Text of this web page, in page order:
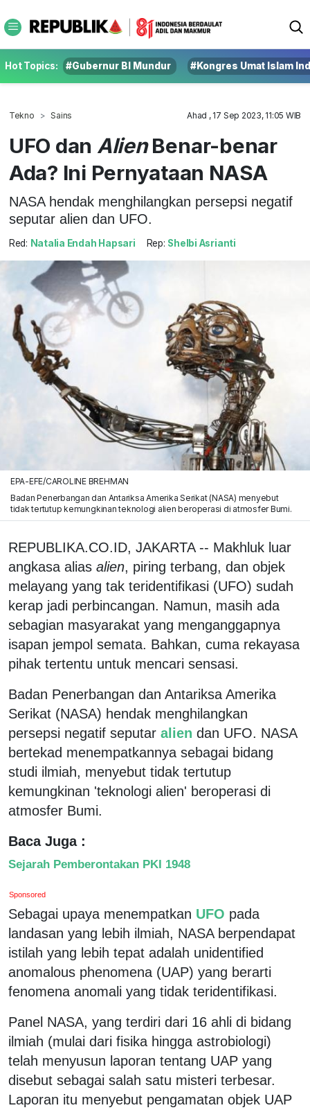
Hot Topics: #Gubernur BI Mundur #Kongres Umat Islam
Tekno Sains Ahad , 17 Sep 2023, 11:05 WIB
UFO dan AlienBenar-benar
Ada? Ini Pernyataan NASA
NASA hendak menghilangkan persepsi negatif
seputar alien dan UFO.
Red: Natalia Endah Hapsari Rep: Shelbi Asrianti
EPA-EFE/CAROLINE BREHMAN
Badan Penerbangan dan Antariksa Amerika Serikat (NASA) menyebut
tidak tertutup kemungkinan teknologi alien beroperasi di atmosfer Bumi.
REPUBLIKA.CO.ID, JAKARTA -- Makhluk luar
angkasa alias alien, piring terbang, dan objek
melayang yang tak teridentifikasi (UFO) sudah
kerap jadi perbincangan. Namun, masih ada
sebagian masyarakat yang menganggapnya
isapan jempol semata. Bahkan, cuma rekayasa
pihak tertentu untuk mencari sensasi.
Badan Penerbangan dan Antariksa Amerika
Serikat (NASA) hendak menghilangkan
persepsi negatif seputar alien dan UFO. NASA
bertekad menempatkannya sebagai bidang
studi ilmiah, menyebut tidak tertutup
kemungkinan 'teknologi alien' beroperasi di
atmosfer Bumi.
Baca Juga :
Sejarah Pemberontakan PKI 1948
Sponsored
Sebagai upaya menempatkan UFO pada
landasan yang lebih ilmiah, NASA berpendapat
istilah yang lebih tepat adalah unidentified
anomalous phenomena (UAP) yang berarti
fenomena anomali yang tidak teridentifikasi.
Panel NASA, yang terdiri dari 16 ahli di bidang
ilmiah (mulai dari fisika hingga astrobiologi)
telah menyusun laporan tentang UAP yang
disebut sebagai salah satu misteri terbesar.
Laporan itu menyebut pengamatan objek UAP